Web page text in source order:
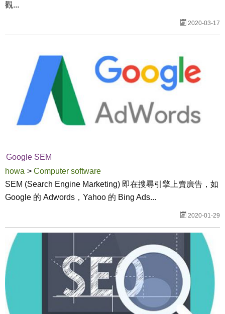
觀...
2020-03-17
Google SEM
howa > Computer software
SEM (Search Engine Marketing) 即在搜尋引擎上賣廣告，如
Google 的 Adwords，Yahoo 的 Bing Ads...
2020-01-29